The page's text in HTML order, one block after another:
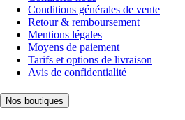
Conditions générales de vente
Retour & remboursement
Mentions légales
Moyens de paiement
Tarifs et options de livraison
Avis de confidentialité
Nos boutiques